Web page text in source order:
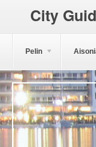
City
Pelin